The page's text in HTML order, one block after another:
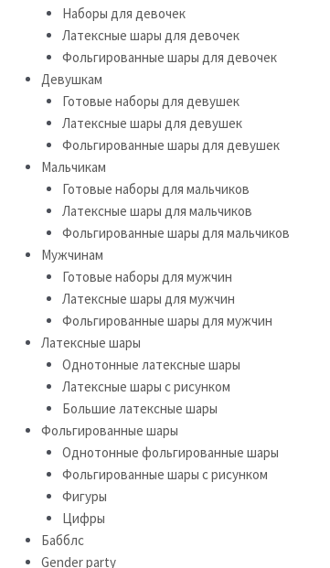
Наборы для девочек
Латексные шары для девочек
Фольгированные шары для девочек
Девушкам
Готовые наборы для девушек
Латексные шары для девушек
Фольгированные шары для девушек
Мальчикам
Готовые наборы для мальчиков
Латексные шары для мальчиков
Фольгированные шары для мальчиков
Мужчинам
Готовые наборы для мужчин
Латексные шары для мужчин
Фольгированные шары для мужчин
Латексные шары
Однотонные латексные шары
Латексные шары с рисунком
Большие латексные шары
Фольгированные шары
Однотонные фольгированные шары
Фольгированные шары с рисунком
Фигуры
Цифры
Бабблс
Gender party